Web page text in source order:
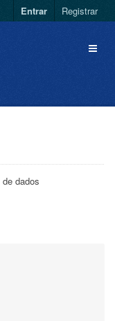
Entrar Registrar
dados